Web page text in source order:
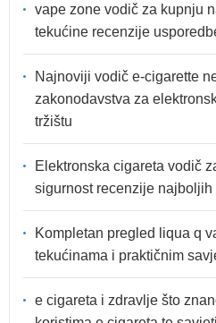
vape zone vodič za kupnju
tekućine recenzije
Najnoviji vodič e-cigarette
zakonodavstva za
tržištu
Elektronska cigareta vodič
sigurnost recenzije
Kompletan pregled liqua q
tekućinama i praktičnim
e cigareta i zdravlje što